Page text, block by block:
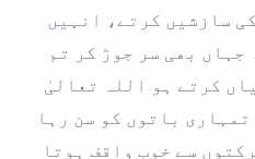
کی سازشیں کرتے، انہیں
جہاں بھی سر جوڑ کر تم
کرتے ہو اللہ تعالیٰ
باتوں کو سن رہا
سے خوب واقف ہوتا